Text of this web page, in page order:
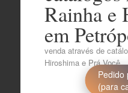
Pedido
(para
Rainha e
em
venda através de
Hiroshima e Prá Você..